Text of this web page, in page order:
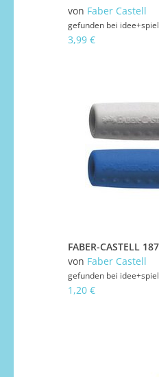
von Faber Castell
gefunden bei idee+spiel
3,99 €
von Faber Castell
gefunden bei idee+spiel
1,20 €